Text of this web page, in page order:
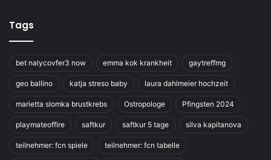
Tags
bet nalycovfer3 now emma kok krankheit gaytreffmg
geo ballino katja streso baby laura dahlmeier hochzeit
marietta slomka brustkrebs Ostropologe Pfingsten 2024
playmateoffire saftkur saftkur 5 tage silva kapitanova
teilnehmer: fcn spiele teilnehmer: fcn tabelle